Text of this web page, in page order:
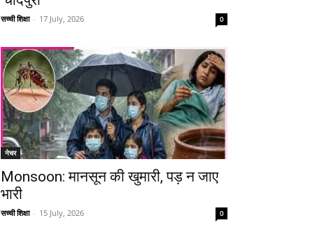
सच्ची शिक्षा - 17 July, 2026 0
नेचर
Monsoon: मानसून की खुमारी, पड़ न जाए
भारी
सच्ची शिक्षा - 15 July, 2026 0